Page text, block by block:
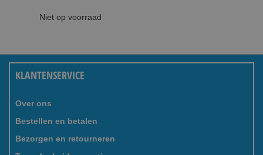
Niet op voorraad
KLANTENSERVICE
Over ons
Bestellen en betalen
Bezorgen en retourneren